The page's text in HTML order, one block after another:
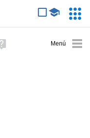
avanzada